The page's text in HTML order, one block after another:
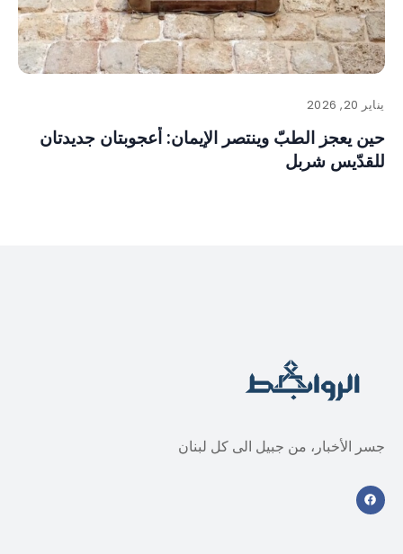
يناير 20, 2026
حين يعجز الطبّ وينتصر الإيمان: أعجوبتان جديدتان
للقدّيس شربل
جسر الأخبار، من جبيل الى كل لبنان